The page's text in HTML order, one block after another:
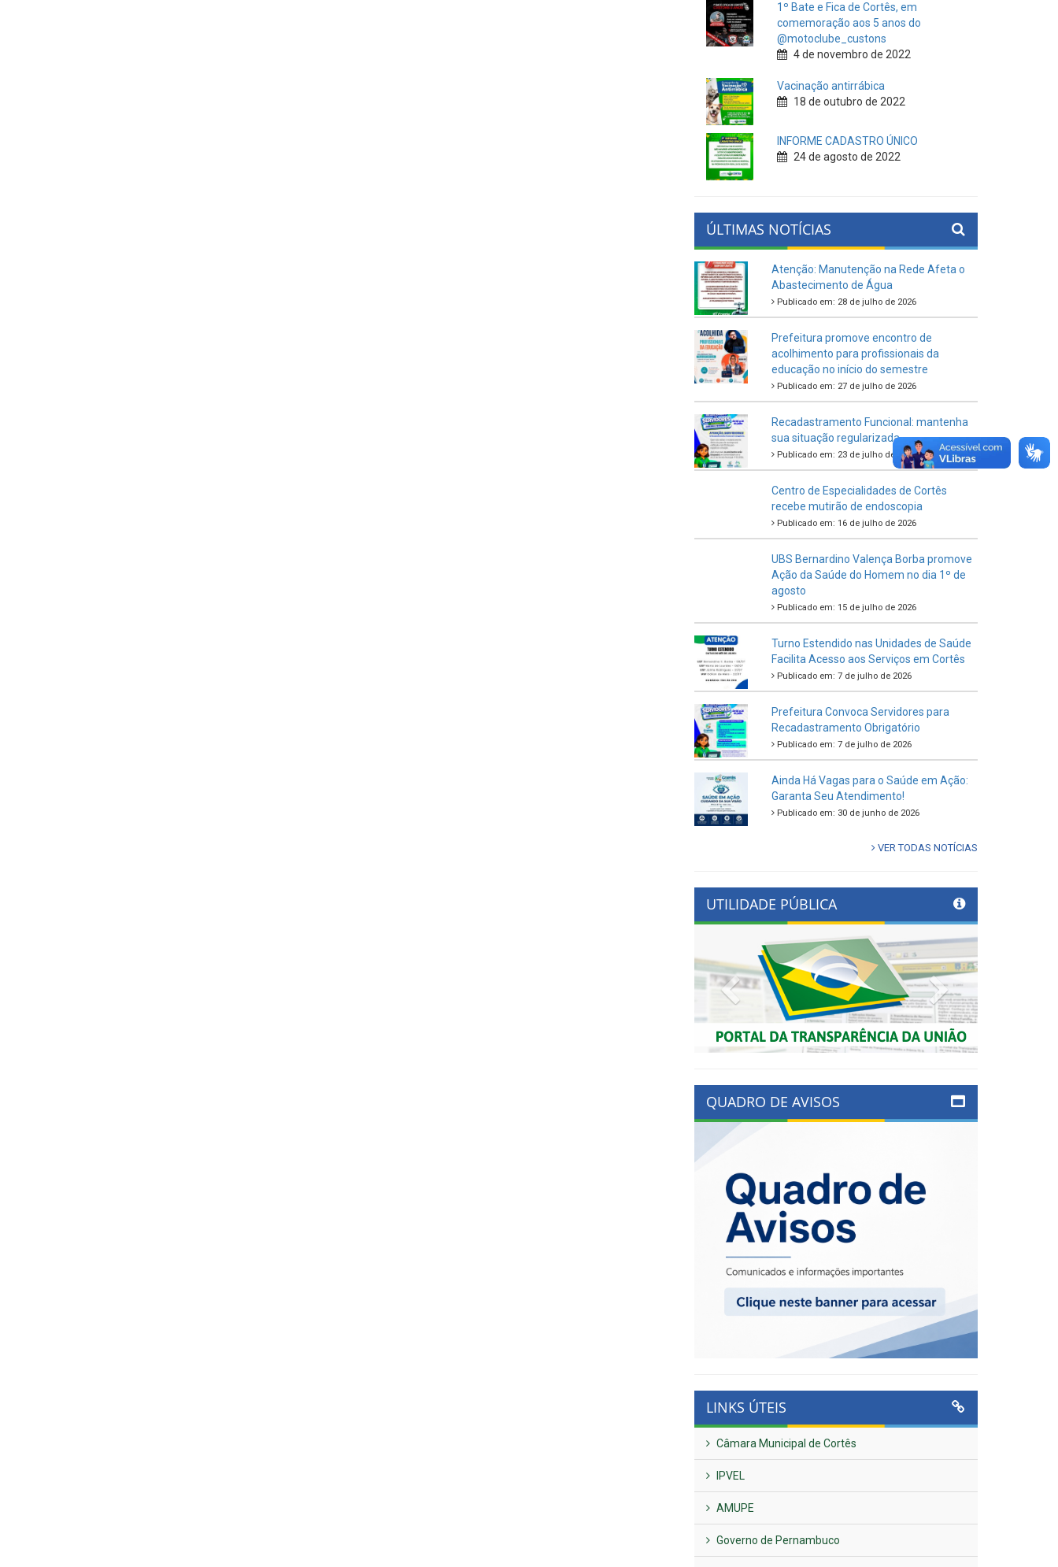
1º Bate e Fica de Cortês, em
comemoração aos 5 anos do
@motoclube_custons
4 de novembro de 2022
Vacinação antirrábica
18 de outubro de 2022
INFORME CADASTRO ÚNICO
24 de agosto de 2022
ÚLTIMAS NOTÍCIAS
Atenção: Manutenção na Rede Afeta o
Abastecimento de Água
Publicado em: 28 de julho de 2026
Prefeitura promove encontro de
acolhimento para profissionais da
educação no início do semestre
Publicado em: 27 de julho de 2026
Recadastramento Funcional: mantenha
sua situação regularizada
Publicado em: 23 de julho de 2026
Centro de Especialidades de Cortês
recebe mutirão de endoscopia
Publicado em: 16 de julho de 2026
UBS Bernardino Valença Borba promove
Ação da Saúde do Homem no dia 1º de
agosto
Publicado em: 15 de julho de 2026
Turno Estendido nas Unidades de Saúde
Facilita Acesso aos Serviços em Cortês
Publicado em: 7 de julho de 2026
Prefeitura Convoca Servidores para
Recadastramento Obrigatório
Publicado em: 7 de julho de 2026
Ainda Há Vagas para o Saúde em Ação:
Garanta Seu Atendimento!
Publicado em: 30 de junho de 2026
VER TODAS NOTÍCIAS
UTILIDADE PÚBLICA
Previous Next
QUADRO DE AVISOS
LINKS ÚTEIS
Câmara Municipal de Cortês
IPVEL
AMUPE
Governo de Pernambuco